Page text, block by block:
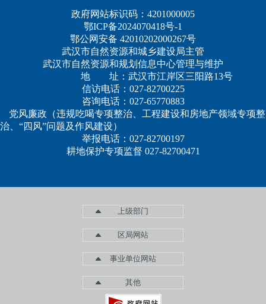
政府网站标识码：4201000005
鄂ICP备2024070418号-1
鄂公网安备 42010202000267号
武汉市自然资源和城乡建设局主管
武汉市自然资源和规划信息中心管理与维护
地 址：武汉市江岸区三阳路13号
信访电话：027-82700225
咨询电话：027-65770883
党风廉政（违规吃喝专项整治、工程建设和房地产领域专项整
治、“四风”问题及作风建设）
举报电话：027-82700197
耕地保护专项监督 027-82700471
上级部门
区局网站
事业单位网站
其他